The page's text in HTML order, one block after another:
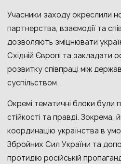
Учасники заходу окреслили
партнерства, взаємодії та
дозволяють зміцнювати
Східній Європі та закладати
розвитку співпраці між
суспільством.
Окремі тематичні блоки були
стійкості та правді. Зокрема,
координацію українства в
Збройних Сил України та
протидію російській